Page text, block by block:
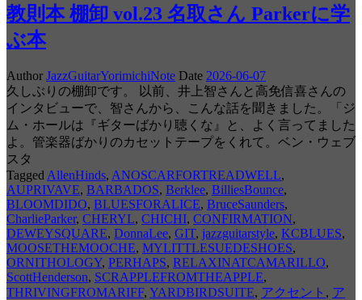
教則本 棚卸 vol.23 名取さん Parkerに学
ぶ本
Author JazzGuitarYorimichiNote Date 2026-06-07
久しぶりの棚卸です。 以前、井上智さんと高免信喜さんの
インタビューで、智さんから、こんな話を聞きました。「ジ
ム・ホールは『ギターばかり聴くな』と、よく言ってました
よ。管楽器ばかりのカセットテープをくれて。ベン・ウェブ
スタ
Tagged AllenHinds, ANOSCARFORTREADWELL,
AUPRIVAVE, BARBADOS, Berklee, BilliesBounce,
BLOOMDIDO, BLUESFORALICE, BruceSaunders,
CharlieParker, CHERYL, CHICHI, CONFIRMATION,
DEWEYSQUARE, DonnaLee, GIT, jazzguitarstyle, KCBLUES,
MOOSETHEMOOCHE, MYLITTLESUEDESHOES,
ORNITHOLOGY, PERHAPS, RELAXINATCAMARILLO,
ScottHenderson, SCRAPPLEFROMTHEAPPLE,
THRIVINGFROMARIFF, YARDBIRDSUITE, アクセント , ア